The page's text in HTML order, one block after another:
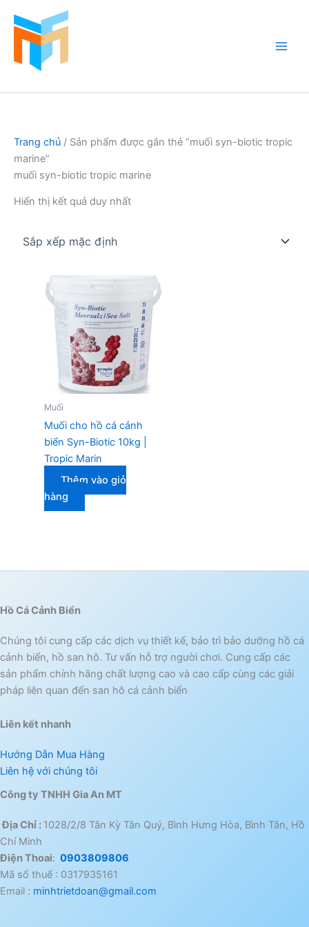
Trang chủ / Sản phẩm được gắn thẻ “muối syn-biotic tropic
marine”
muối syn-biotic tropic marine
Hiển thị kết quả duy nhất
Muối
Muối cho hồ cá cảnh
biển Syn-Biotic 10kg |
Tropic Marin
Thêm vào giỏ
hàng
Hồ Cá Cảnh Biển
Chúng tôi cung cấp các dịch vụ thiết kế, bảo trì bảo dưỡng hồ cá
cảnh biển, hồ san hô. Tư vấn hỗ trợ người chơi. Cung cấp các
sản phẩm chính hãng chất lượng cao và cao cấp cùng các giải
pháp liên quan đến san hô cá cảnh biển
Liên kết nhanh
Hướng Dẫn Mua Hàng
Liên hệ với chúng tôi
Công ty TNHH Gia An MT
Địa Chỉ : 1028/2/8 Tân Kỳ Tân Quý, Bình Hưng Hòa, Bình Tân, Hồ
Chí Minh
Điện Thoai: 0903809806
Mã số thuế : 0317935161
Email : minhtrietdoan@gmail.com